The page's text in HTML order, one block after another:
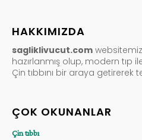
HAKKIMIZDA
sagliklivucut.com websitemiz
hazırlanmış olup, modern tıp
Çin tıbbını bir araya
ÇOK OKUNANLAR
Çin tıbbı